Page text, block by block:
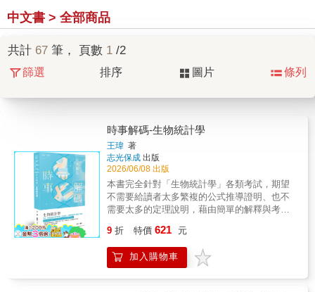
中文書 > 全部商品
共計 67 筆， 頁數 1 /2
篩選 排序 圖片 條列
時事解碼-生物統計學
王瑋 著
志光保成 出版
2026/06/08 出版
本書完全針對「生物統計學」各類考試，期望
不需要給讀者太多繁複的公式推導證明、也不
需要太多的定理說明，藉由簡單的解釋與考題
試題。從基本的描述統計、機率論、估計、檢
定、變異數分析、以及迴歸分析等內容，都有
作詳盡介紹，涵蓋最近二十年各類考試詳解，
9 折 特價 621 元
加入購物車